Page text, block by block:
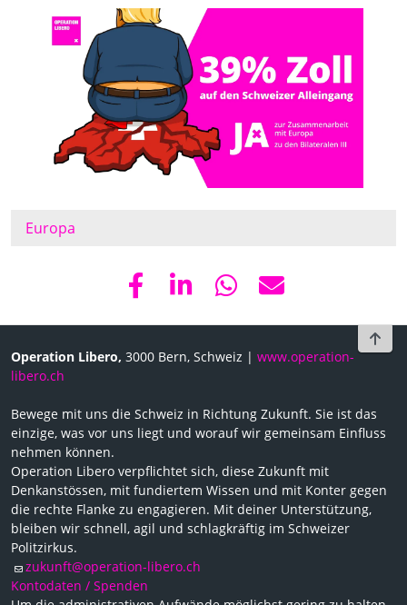
Europa
Operation Libero, 3000 Bern, Schweiz | www.operation-
libero.ch
Bewege mit uns die Schweiz in Richtung Zukunft. Sie ist das
einzige, was vor uns liegt und worauf wir gemeinsam Einfluss
nehmen können.
Operation Libero verpflichtet sich, diese Zukunft mit
Denkanstössen, mit fundiertem Wissen und mit Konter gegen
die rechte Flanke zu engagieren. Mit deiner Unterstützung,
bleiben wir schnell, agil und schlagkräftig im Schweizer
Politzirkus.
zukunft@operation-libero.ch
Kontodaten / Spenden
To